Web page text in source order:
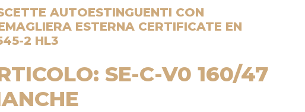
AUTOESTINGUENTI CON
ESTERNA CERTIFICATE EN
2 HL3
SE-C-V0 160/47